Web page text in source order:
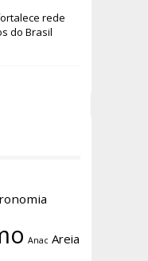
rede
do Brasil
Anac Areia